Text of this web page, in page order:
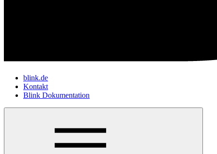
blink.de
Kontakt
Blink Dokumentation